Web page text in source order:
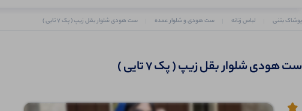
پوشاک بتنی لباس زنانه ست هودی و شلوار عمده ست هودی شلوار بقل زیپ ( پک 7 تایی )
ست هودی شلوار بقل زیپ ( پک 7 تایی )